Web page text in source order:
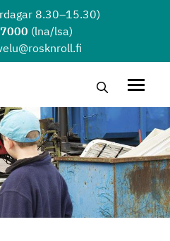
8.30–15.30)
(lna/lsa)
Sök …